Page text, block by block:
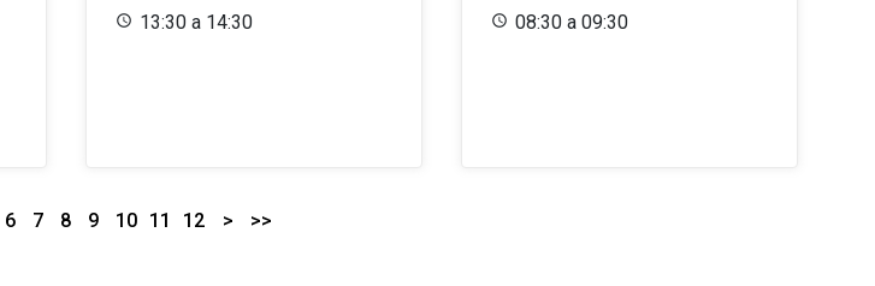
13:30 a 14:30
08:30 a 09:30
6 7 8 9 10 11 12 > >>